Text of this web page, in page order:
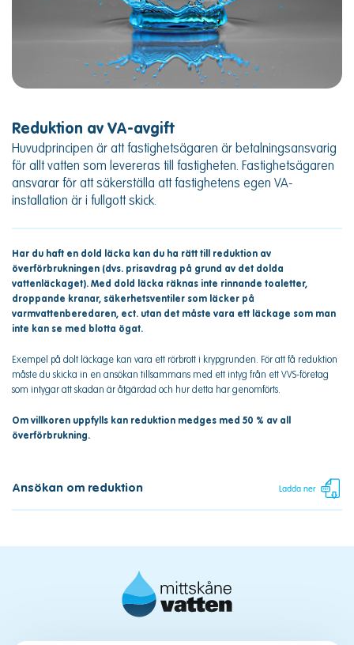
Reduktion av VA-avgift
Huvudprincipen är att fastighetsägaren är betalningsansvarig
för allt vatten som levereras till fastigheten. Fastighetsägaren
ansvarar för att säkerställa att fastighetens egen VA-
installation är i fullgott skick.
Har du haft en dold läcka kan du ha rätt till reduktion av
överförbrukningen (dvs. prisavdrag på grund av det dolda
vattenläckaget). Med dold läcka räknas inte rinnande toaletter,
droppande kranar, säkerhetsventiler som läcker på
varmvattenberedaren, ect. utan det måste vara ett läckage som man
inte kan se med blotta ögat.
Exempel på dolt läckage kan vara ett rörbrott i krypgrunden. För att få reduktion
måste du skicka in en ansökan tillsammans med ett intyg från ett VVS-företag
som intygar att skadan är åtgärdad och hur detta har genomförts.
Om villkoren uppfylls kan reduktion medges med 50 % av all
överförbrukning.
Ansökan om reduktion Ladda ner PDF